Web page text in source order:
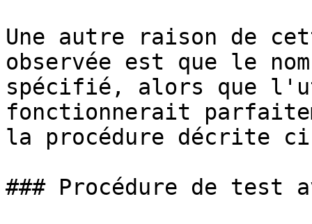
Une autre raison de
observée est que le
spécifié, alors que
fonctionnerait
la procédure décrite
### Procédure de test